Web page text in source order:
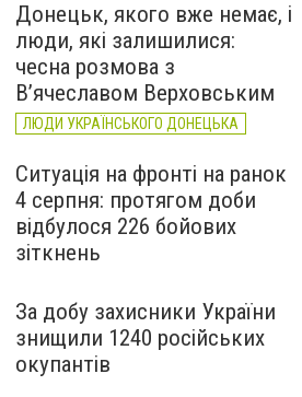
Донецьк, якого вже немає, і
люди, які залишилися:
чесна розмова з
В’ячеславом Верховським
ЛЮДИ УКРАЇНСЬКОГО ДОНЕЦЬКА
Ситуація на фронті на ранок
4 серпня: протягом доби
відбулося 226 бойових
зіткнень
За добу захисники України
знищили 1240 російських
окупантів